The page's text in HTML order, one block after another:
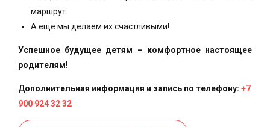
маршрут
А еще мы делаем их счастливыми!
Успешное будущее детям – комфортное настоящее
родителям!
Дополнительная информация и запись по телефону: +7
900 924 32 32